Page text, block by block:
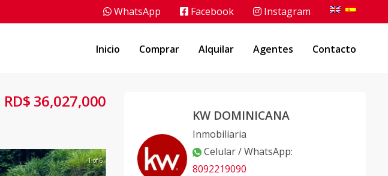
WhatsApp Facebook Instagram
Inicio Comprar Alquilar Agentes Contacto
RD$ 36,027,000
1 of 6
KW DOMINICANA
Inmobiliaria
Celular / WhatsApp:
8092219090